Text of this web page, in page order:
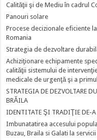
Calităţii şi de Mediu în cadrul
Panouri solare
Procese decizionale eficiente
Romania
Strategia de dezvoltare
Achiziţionare echipamente
calităţii sistemului de
medicale de urgenţă şi a
STRATEGIA DE DEZVOLTARE
BRĂILA
IDENTITATE ŞI TRADIŢIE DE-
Imbunatatirea accesului
Buzau, Braila si Galati la